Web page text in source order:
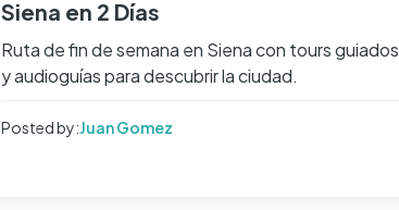
Siena en 2 Días
Ruta de fin de semana en Siena con tours guiados
y audioguías para descubrir la ciudad.
Posted by:Juan Gomez